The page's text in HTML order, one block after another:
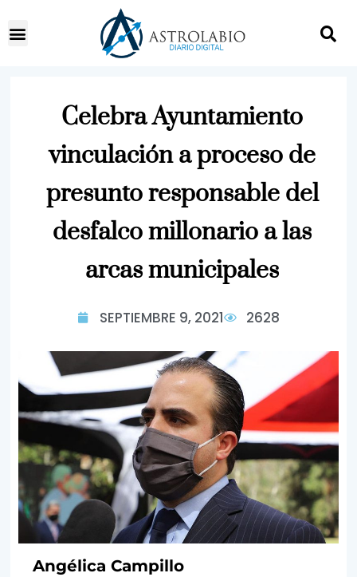
Celebra Ayuntamiento
vinculación a proceso de
presunto responsable del
desfalco millonario a las
arcas municipales
SEPTIEMBRE 9, 2021 2628
Angélica Campillo